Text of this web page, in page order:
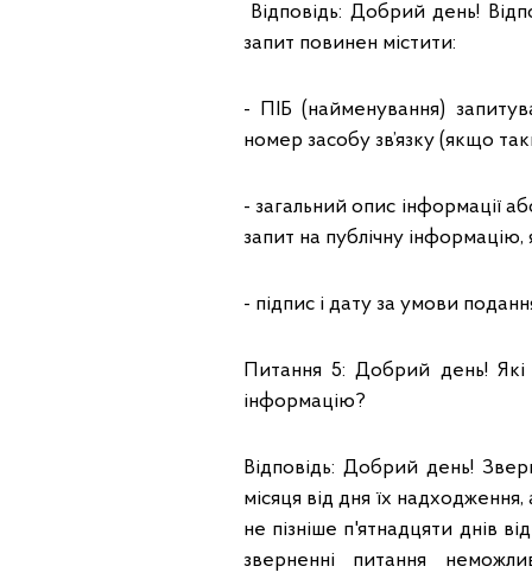
Відповідь: Добрий день!
запит повинен містити:
- ПІБ (найменування)
номер засобу зв’язку (якщо
- загальний опис інформації
запит на публічну
- підпис і дату за умови
Питання 5: Добрий день! Які
інформацію?
Відповідь: Добрий день!
місяця від дня їх
не пізніше п'ятнадцяти днів
зверненні питання